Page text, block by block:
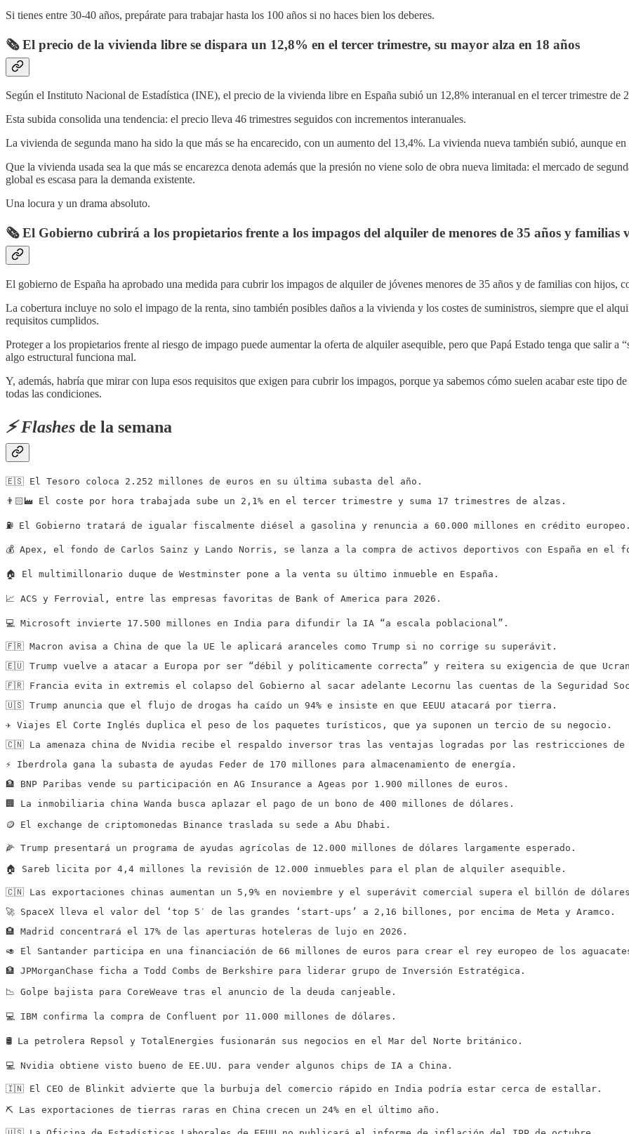
Si tienes entre 30-40 años, prepárate para trabajar hasta los 100 años si no haces bien los deberes.
🗞️ El precio de la vivienda libre se dispara un 12,8% en el tercer trimestre, su mayor alza en 18 años
Según el Instituto Nacional de Estadística (INE), el precio de la vivienda libre en España subió un 12,8% interanual en el tercer trimestre de
Esta subida consolida una tendencia: el precio lleva 46 trimestres seguidos con incrementos interanuales.
La vivienda de segunda mano ha sido la que más se ha encarecido, con un aumento del 13,4%. La vivienda nueva también subió, aunque
Que la vivienda usada sea la que más se encarezca denota además que la presión no viene solo de obra nueva limitada: el mercado de
global es escasa para la demanda existente.
Una locura y un drama absoluto.
🗞️ El Gobierno cubrirá a los propietarios frente a los impagos del alquiler de menores de 35 años y familias
El gobierno de España ha aprobado una medida para cubrir los impagos de alquiler de jóvenes menores de 35 años y de familias con hijos,
La cobertura incluye no solo el impago de la renta, sino también posibles daños a la vivienda y los costes de suministros, siempre que el
requisitos cumplidos.
Proteger a los propietarios frente al riesgo de impago puede aumentar la oferta de alquiler asequible, pero que Papá Estado tenga que salir a
algo estructural funciona mal.
Y, además, habría que mirar con lupa esos requisitos que exigen para cubrir los impagos, porque ya sabemos cómo suelen acabar este tipo
todas las condiciones.
⚡️ Flashes de la semana
🇪🇸 El Tesoro coloca 2.252 millones de euros en su última subasta del año.
👨🏻‍🏭 El coste por hora trabajada sube un 2,1% en el tercer trimestre y suma 17 trimestres de alzas.
⛽️ El Gobierno tratará de igualar fiscalmente diésel a gasolina y renuncia a 60.000 millones en crédito europeo.
💰 Apex, el fondo de Carlos Sainz y Lando Norris, se lanza a la compra de activos deportivos con España en el
🏠 El multimillonario duque de Westminster pone a la venta su último inmueble en España.
📈 ACS y Ferrovial, entre las empresas favoritas de Bank of America para 2026.
💻 Microsoft invierte 17.500 millones en India para difundir la IA “a escala poblacional”.
🇫🇷 Macron avisa a China de que la UE le aplicará aranceles como Trump si no corrige su superávit.
🇪🇺 Trump vuelve a atacar a Europa por ser “débil y políticamente correcta” y reitera su exigencia de que
🇫🇷 Francia evita in extremis el colapso del Gobierno al sacar adelante Lecornu las cuentas de la Seguridad
🇺🇸 Trump anuncia que el flujo de drogas ha caído un 94% e insiste en que EEUU atacará por tierra.
✈️ Viajes El Corte Inglés duplica el peso de los paquetes turísticos, que ya suponen un tercio de su negocio.
🇨🇳 La amenaza china de Nvidia recibe el respaldo inversor tras las ventajas logradas por las restricciones de
⚡️ Iberdrola gana la subasta de ayudas Feder de 170 millones para almacenamiento de energía.
🏦 BNP Paribas vende su participación en AG Insurance a Ageas por 1.900 millones de euros.
🏢 La inmobiliaria china Wanda busca aplazar el pago de un bono de 400 millones de dólares.
🪙 El exchange de criptomonedas Binance traslada su sede a Abu Dhabi.
🌽 Trump presentará un programa de ayudas agrícolas de 12.000 millones de dólares largamente esperado.
🏠 Sareb licita por 4,4 millones la revisión de 12.000 inmuebles para el plan de alquiler asequible.
🇨🇳 Las exportaciones chinas aumentan un 5,9% en noviembre y el superávit comercial supera el billón de
🚀 SpaceX lleva el valor del ‘top 5′ de las grandes ‘start-ups’ a 2,16 billones, por encima de Meta y Aramco.
🏨 Madrid concentrará el 17% de las aperturas hoteleras de lujo en 2026.
🥑 El Santander participa en una financiación de 66 millones de euros para crear el rey europeo de los
🏦 JPMorganChase ficha a Todd Combs de Berkshire para liderar grupo de Inversión Estratégica.
📉 Golpe bajista para CoreWeave tras el anuncio de la deuda canjeable.
💻 IBM confirma la compra de Confluent por 11.000 millones de dólares.
🛢 La petrolera Repsol y TotalEnergies fusionarán sus negocios en el Mar del Norte británico.
💻 Nvidia obtiene visto bueno de EE.UU. para vender algunos chips de IA a China.
🇮🇳 El CEO de Blinkit advierte que la burbuja del comercio rápido en India podría estar cerca de estallar.
⛏ Las exportaciones de tierras raras en China crecen un 24% en el último año.